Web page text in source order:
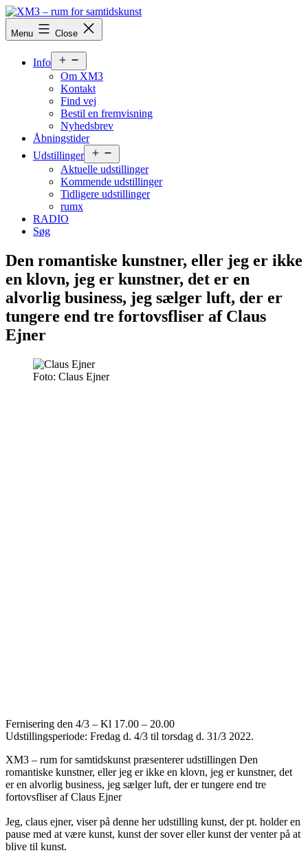
Skip
to
content
XM3
samtidskunst
Menu Close
Info
menu
Om XM3
Kontakt
Find vej
Bestil en fremvisning
Nyhedsbrev
Åbningstider
Udstillinger
menu
Aktuelle udstillinger
Kommende udstillinger
Tidligere udstillinger
rumx
RADIO
Søg
Den romantiske kunstner, eller jeg er ikke
en klovn, jeg er kunstner, det er en
alvorlig business, jeg sælger luft, der er
tungere end tre fortovsfliser af Claus
Ejner
Foto: Claus Ejner
Fernisering den 4/3 – Kl 17.00 – 20.00
Udstillingsperiode: Fredag d. 4/3 til torsdag d. 31/3 2022.
XM3 – rum for samtidskunst præsenterer udstillingen Den
romantiske kunstner, eller jeg er ikke en klovn, jeg er kunstner, det
er en alvorlig business, jeg sælger luft, der er tungere end tre
fortovsfliser af Claus Ejner
Jeg, claus ejner, viser på denne her udstilling kunst, der pt. holder en
pause med at være kunst, kunst der sover eller kunst der venter på at
blive til kunst.